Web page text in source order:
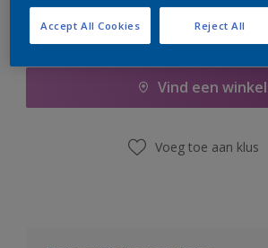
Boodschappenlijst
Vind een winkel
Voeg toe aan klus
Reject All
Accept All Cookies